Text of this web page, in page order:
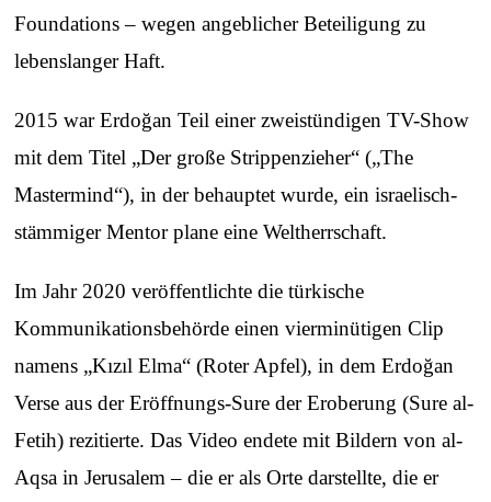
Foundations – wegen angeblicher Beteiligung zu
lebenslanger Haft.
2015 war Erdoğan Teil einer zweistündigen TV-Show
mit dem Titel „Der große Strippenzieher“ („The
Mastermind“), in der behauptet wurde, ein israelisch-
stämmiger Mentor plane eine Weltherrschaft.
Im Jahr 2020 veröffentlichte die türkische
Kommunikationsbehörde einen vierminütigen Clip
namens „Kızıl Elma“ (Roter Apfel), in dem Erdoğan
Verse aus der Eröffnungs-Sure der Eroberung (Sure al-
Fetih) rezitierte. Das Video endete mit Bildern von al-
Aqsa in Jerusalem – die er als Orte darstellte, die er